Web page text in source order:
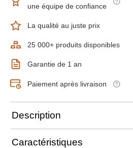
une équipe de confiance
La qualité au juste prix
25 000+ produits disponibles
Garantie de 1 an
Paiement après livraison
Description
Caractéristiques